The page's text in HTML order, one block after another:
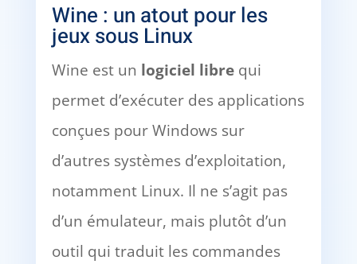
Wine : un atout pour les
jeux sous Linux
Wine est un logiciel librequi
permet d’exécuter des applications
conçues pour Windows sur
d’autres systèmes d’exploitation,
notamment Linux. Il ne s’agit pas
d’un émulateur, mais plutôt d’un
outil qui traduit les commandes